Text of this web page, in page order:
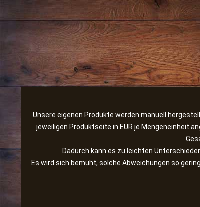
Unsere eigenen Produkte werden manuell
jeweiligen Produktseite in EUR je Mengeneinheit
Dadurch kann es zu leichten
Es wird sich bemüht, solche Abweichungen so